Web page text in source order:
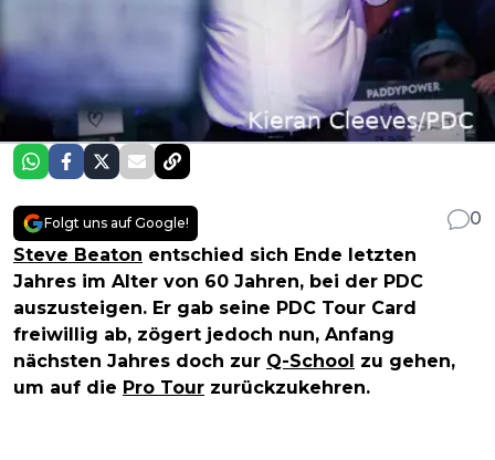
Folgt uns auf Google!
0
Steve Beaton entschied sich Ende letzten
Jahres im Alter von 60 Jahren, bei der PDC
auszusteigen. Er gab seine PDC Tour Card
freiwillig ab, zögert jedoch nun, Anfang
nächsten Jahres doch zur Q-School zu gehen,
um auf die Pro Tour zurückzukehren.